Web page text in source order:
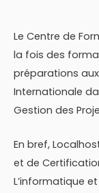
Le Centre de
la fois des
préparations
Internationale
Gestion des
En bref,
et de
L’informatique